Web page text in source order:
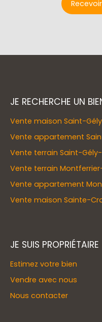
JE RECHERCHE UN
Vente maison Saint-
Vente appartement
Vente terrain Saint-
Vente terrain
Vente appartement
Vente maison Sainte-
JE SUIS PROPRIÉTAIRE
Estimez votre bien
Vendre avec nous
Nous contacter